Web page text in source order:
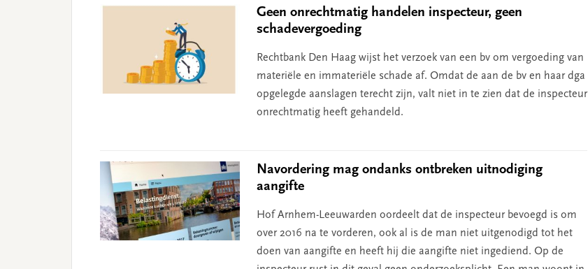
Geen onrechtmatig handelen inspecteur, geen
schadevergoeding
Rechtbank Den Haag wijst het verzoek van een bv om vergoeding van
materiële en immateriële schade af. Omdat de aan de bv en haar dga
opgelegde aanslagen terecht zijn, valt niet in te zien dat de inspecteur
onrechtmatig heeft gehandeld.
Navordering mag ondanks ontbreken uitnodiging
aangifte
Hof Arnhem-Leeuwarden oordeelt dat de inspecteur bevoegd is om
over 2016 na te vorderen, ook al is de man niet uitgenodigd tot het
doen van aangifte en heeft hij die aangifte niet ingediend. Op de